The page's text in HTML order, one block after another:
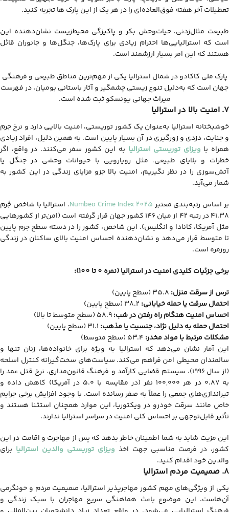
تعطیلات آخر هفته فوق‌العاده‌ای را در هر یک از این پارک ها تجربه کنید.
طبیعت مثال‌زدنی، حیات‌وحش بکر و پاکیزگی محیط‌زیست نشان‌دهنده این
است که استرالیایی‌ها احترام زیادی برای پارک‌ها، جنگل‌ها و جانوران قائل
هستند که این امر بسیار ارزشمند است.
پارک ملی کاکادو در شمال استرالیا یکی از مهم‌ترین مناطق طبیعی و فرهنگی
جهان است که به‌دلیل تنوع زیستی چشمگیر و آثار باستانی بومیان، در فهرست
میراث جهانی یونسکو ثبت شده است.
7. امنیت بالا در استرالیا
خوشبختانه استرالیا به‌عنوان یک کشور توریستی، امنیت بالایی دارد و نرخ جرم
و جنایت، دزدی و زورگیری در آن بسیار پایین است. به همین دلیل، افراد زیادی
همراه با ویزای توریستی استرالیا به این کشور سفر می‌کنند. در واقع، اگر
خطرات و بلایای طبیعی، مثل رویارویی با حیوانات وحشی در جنگل یا
آتش‌سوزی را در نظر نگیریم، امنیت بالا جزو مزایای زندگی در این کشور به
شمار می‌آید.
بر اساس رتبه‌بندی معتبر Numbeo Crime Index 2025، استرالیا با شاخص جُرم
۴۱.۳۸ در رتبه ۴۲ از میان ۱۴۶ کشور جهان قرار گرفته است (امن‌تر از کشورهایی
مثل آمریکا، کانادا و انگلیس). این شاخص، کشور را در دسته سطح جرم پایین
تا متوسط قرار می‌دهد و نشان‌دهنده احساس امنیت بالای ساکنان در زندگی
روزمره است.
برخی جزئیات کلیدی امنیت در استرالیا (نمره 0 تا 100):
ترس از سرقت منزل:
احتمال سرقت یا حمله خیابانی:
احساس امنیت هنگام راه رفتن در شب:
احتمال حمله به دلیل نژاد، جنسیت یا مذهب:
مشکلات مرتبط با مواد مخدر:
این آمار نشان می‌دهد که استرالیا به ویژه برای خانواده‌ها، زنان تنها و
سالمندان محیطی امن فراهم می‌کند. سیاست‌های سخت‌گیرانه کنترل اسلحه
(از سال ۱۹۹۶)، سیستم قضایی کارآمد و فرهنگ قانون‌مداری، نرخ قتل عمد را
به ۰.۸۷ در هر ۱۰۰,۰۰۰ نفر (در مقایسه با ۵.۰ در آمریکا) کاهش داده و
تیراندازی‌های جمعی را عملاً به صفر رسانده است. با وجود افزایش برخی جرایم
خاص مانند سرقت خودرو در ویکتوریا، این موارد همچنان استثنا هستند و
تأثیر قابل‌توجهی بر احساس کلی امنیت در سراسر استرالیا ندارند.
این مزیت شاید به شما اطمینان خاطر بدهد که پس از مهاجرت و اقامت در این
کشور، در فرصت مناسبی جهت اخذ ویزای توریستی والدین استرالیا برای
والدین خود اقدام کنید.
8. صمیمیت مردم استرالیا
یکی از ویژگی‌های مهم کشور مهاجرپذیر استرالیا، صمیمیت مردم و خونگرمی
آن‌هاست. این موضوع باعث هماهنگی سریع مهاجران با سبک زندگی و